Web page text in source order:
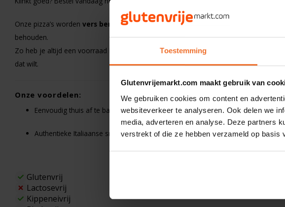
Toestemming
Glutenvrijemarkt.com maakt gebruik van
We gebruiken cookies om content en
websiteverkeer te analyseren. Ook delen we
media, adverteren en analyse. Deze partners
verstrekt of die ze hebben verzameld op basis
Onze pizza’s worden vers bereid en direct diepgevroren
behouden.
Zo heb je altijd een voorraad heerlijke
Italiaanse glutenvrije pizza’s
in huis –
dat wilt.
Onze voordelen:
Eenvoudig thuis af te bakken voor de ultieme pizzabeleving
Authentieke Italiaanse smaak en krokante bodem
Glutenvrij
Lactosevrij
Kippeneivrij